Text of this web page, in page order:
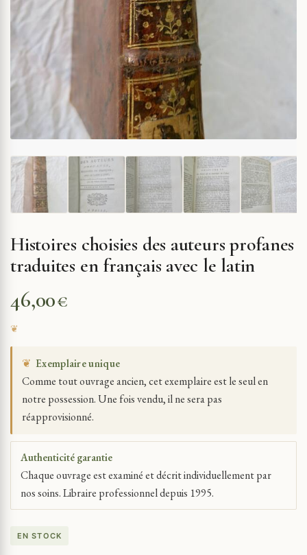
Histoires choisies des auteurs profanes
traduites en français avec le latin
46,00€
❦ Exemplaire unique
Comme tout ouvrage ancien, cet exemplaire est le seul en
notre possession. Une fois vendu, il ne sera pas
réapprovisionné.
Authenticité garantie
Chaque ouvrage est examiné et décrit individuellement par
nos soins. Libraire professionnel depuis 1995.
EN STOCK